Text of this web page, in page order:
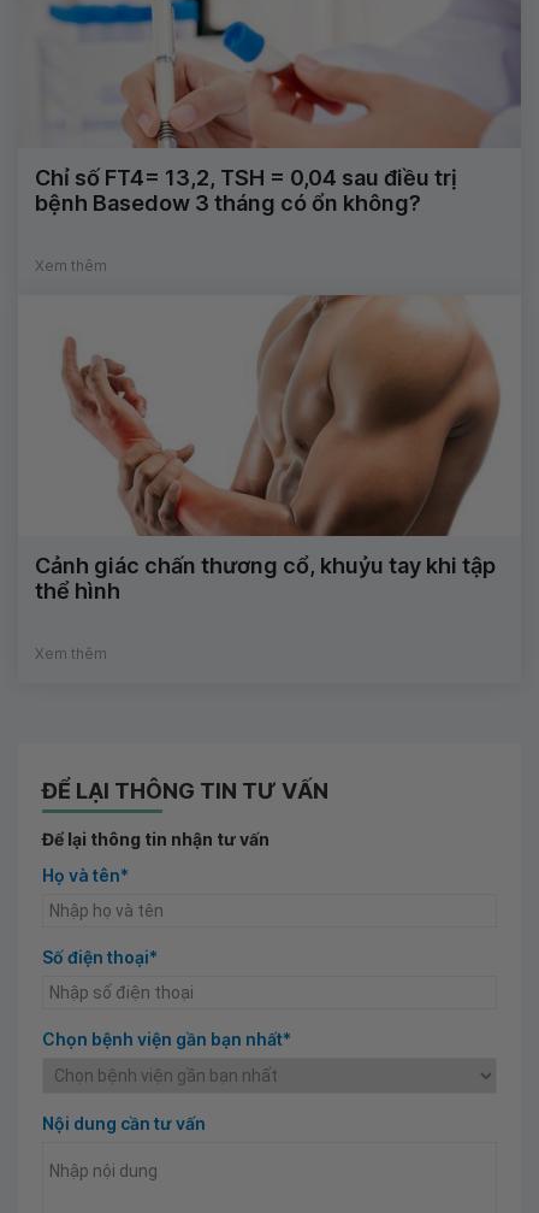
Chỉ số FT4= 13,2, TSH = 0,04 sau điều trị
bệnh Basedow 3 tháng có ổn không?
Xem thêm
Cảnh giác chấn thương cổ, khuỷu tay khi tập
thể hình
Xem thêm
ĐỂ LẠI THÔNG TIN TƯ VẤN
Để lại thông tin nhận tư vấn
Họ và tên*
Số điện thoại*
Chọn bệnh viện gần bạn nhất*
Nội dung cần tư vấn